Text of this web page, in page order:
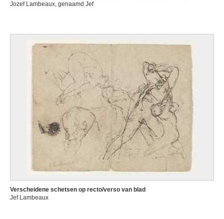
Jozef Lambeaux, genaamd Jef
Verscheidene schetsen op recto/verso van blad
Jef Lambeaux